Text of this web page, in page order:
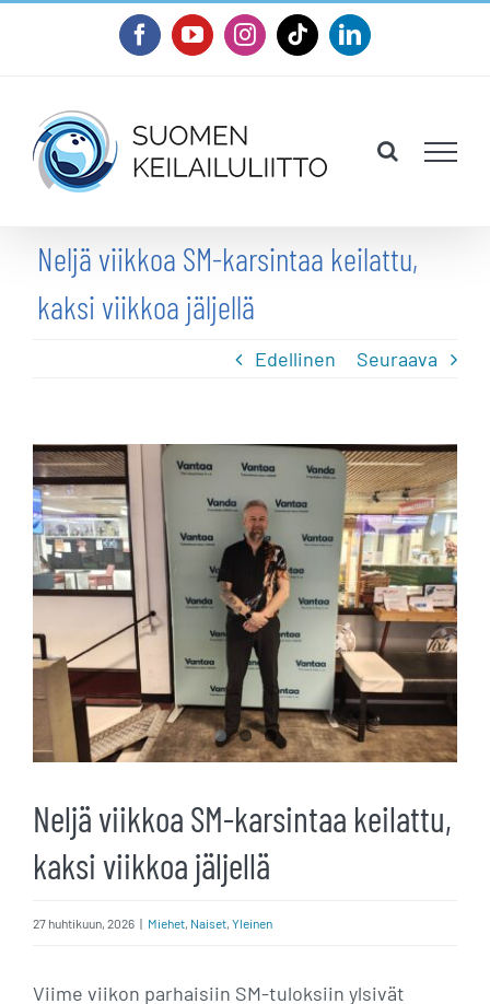
FacebookYouTubeInstagram
TiktokLinkedIn
Neljä viikkoa SM-karsintaa keilattu,
kaksi viikkoa jäljellä
Edellinen Seuraava
Katso
kuvaa
isompana
Neljä viikkoa SM-karsintaa keilattu,
kaksi viikkoa jäljellä
27 huhtikuun, 2026 | Miehet, Naiset, Yleinen
Viime viikon parhaisiin SM-tuloksiin ylsivät